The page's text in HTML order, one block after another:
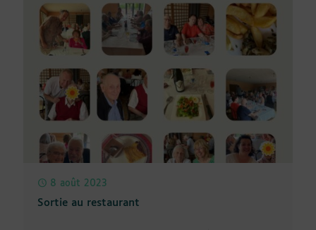
8 août 2023
Sortie au restaurant